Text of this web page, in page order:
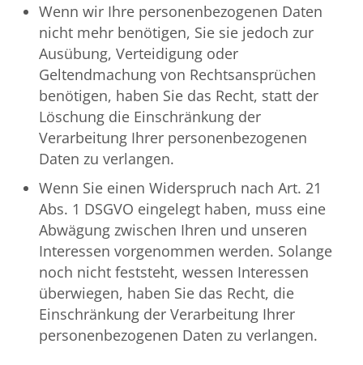
Wenn wir Ihre personenbezogenen Daten
nicht mehr benötigen, Sie sie jedoch zur
Ausübung, Verteidigung oder
Geltendmachung von Rechtsansprüchen
benötigen, haben Sie das Recht, statt der
Löschung die Einschränkung der
Verarbeitung Ihrer personenbezogenen
Daten zu verlangen.
Wenn Sie einen Widerspruch nach Art. 21
Abs. 1 DSGVO eingelegt haben, muss eine
Abwägung zwischen Ihren und unseren
Interessen vorgenommen werden. Solange
noch nicht feststeht, wessen Interessen
überwiegen, haben Sie das Recht, die
Einschränkung der Verarbeitung Ihrer
personenbezogenen Daten zu verlangen.